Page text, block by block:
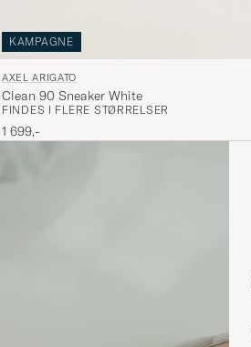
fått skader på seg før de
leverans .
KAMPAGNE
AXEL ARIGATO
Clean 90 Sneaker White
FINDES I FLERE STØRRELSER
1 699,-